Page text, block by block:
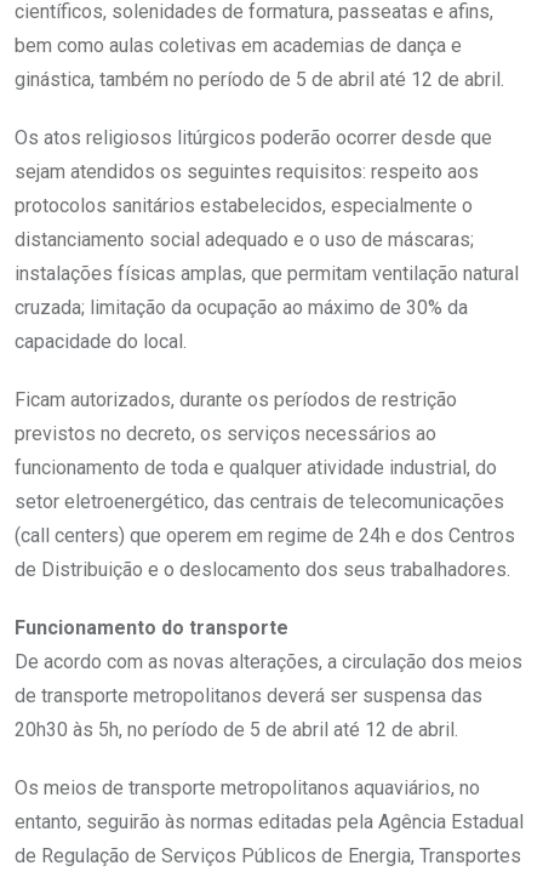
científicos, solenidades de formatura, passeatas e afins,
bem como aulas coletivas em academias de dança e
ginástica, também no período de 5 de abril até 12 de abril.
Os atos religiosos litúrgicos poderão ocorrer desde que
sejam atendidos os seguintes requisitos: respeito aos
protocolos sanitários estabelecidos, especialmente o
distanciamento social adequado e o uso de máscaras;
instalações físicas amplas, que permitam ventilação natural
cruzada; limitação da ocupação ao máximo de 30% da
capacidade do local.
Ficam autorizados, durante os períodos de restrição
previstos no decreto, os serviços necessários ao
funcionamento de toda e qualquer atividade industrial, do
setor eletroenergético, das centrais de telecomunicações
(call centers) que operem em regime de 24h e dos Centros
de Distribuição e o deslocamento dos seus trabalhadores.
Funcionamento do transporte
De acordo com as novas alterações, a circulação dos meios
de transporte metropolitanos deverá ser suspensa das
20h30 às 5h, no período de 5 de abril até 12 de abril.
Os meios de transporte metropolitanos aquaviários, no
entanto, seguirão às normas editadas pela Agência Estadual
de Regulação de Serviços Públicos de Energia, Transportes